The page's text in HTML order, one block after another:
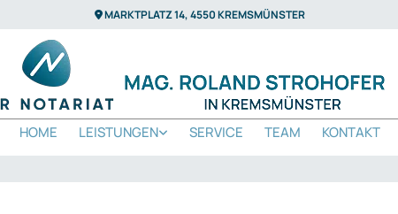
MARKTPLATZ 14, 4550 KREMSMÜNSTER
HOME LEISTUNGEN SERVICE TEAM KONTAKT